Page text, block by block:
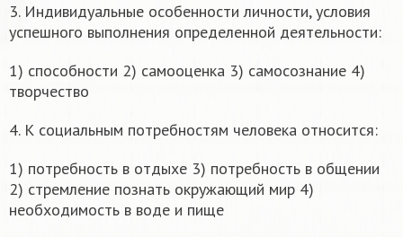
3. Индивидуальные особенности личности, условия
успешного выполнения определенной деятельности:
1) способности 2) самооценка 3) самосознание 4)
творчество
4. К социальным потребностям человека относится:
1) потребность в отдыхе 3) потребность в общении
2) стремление познать окружающий мир 4)
необходимость в воде и пище